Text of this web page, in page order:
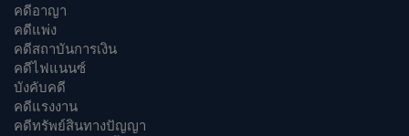
คดีอาญา
คดีแพ่ง
คดีสถาบันการเงิน
คดีไฟแนนซ์
บังคับคดี
คดีแรงงาน
คดีทรัพย์สินทางปัญญา